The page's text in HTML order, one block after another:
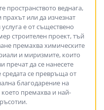
пространството веднага,
прахът или да изчезнат
е от съществено
строителен проект, тъй
премахва химическите
и миризмите, които
пречат да се нанесете
се превръща от
благодарение на
премахва и най-